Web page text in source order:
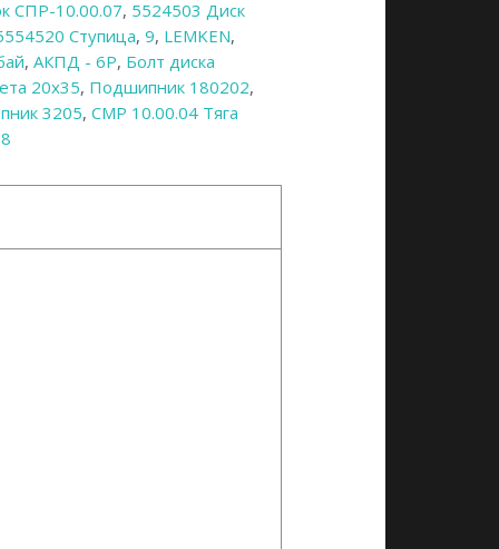
СПР-10.00.07, 5524503 Диск
Ступица,9, LEMKEN,
,АКПД - 6Р, Болт диска
20х35, Подшипник 180202,
3205,СМР 10.00.04 Тяга